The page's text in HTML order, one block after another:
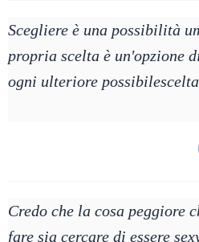
Scegliere è una possibilità
propria scelta è un'opzione
ogni ulteriore
Credo che la cosa peggiore
fare sia cercare di essere